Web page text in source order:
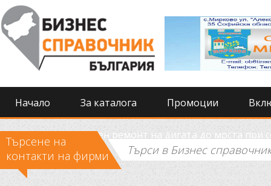
Начало За каталога Промоции
Извършиха спешен ремонт на дигата до моста при
Търсене на
контакти на фирми